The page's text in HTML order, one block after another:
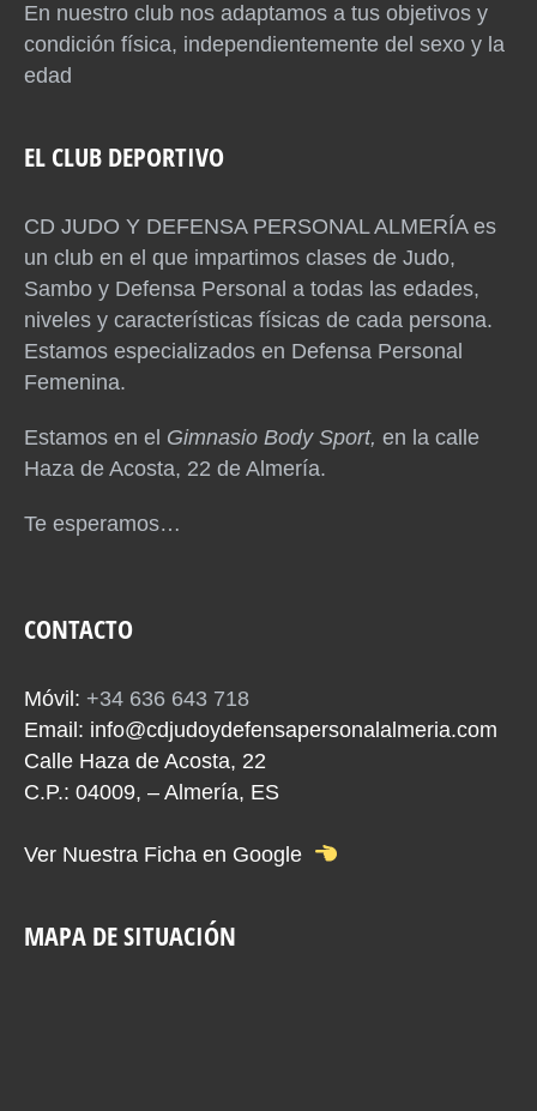
En nuestro club nos adaptamos a tus objetivos y
condición física, independientemente del sexo y la
edad
EL CLUB DEPORTIVO
CD JUDO Y DEFENSA PERSONAL ALMERÍA es
un club en el que impartimos clases de Judo,
Sambo y Defensa Personal a todas las edades,
niveles y características físicas de cada persona.
Estamos especializados en Defensa Personal
Femenina.
Estamos en el Gimnasio Body Sport, en la calle
Haza de Acosta, 22 de Almería.
Te esperamos…
CONTACTO
Móvil: +34 636 643 718
Email: info@cdjudoydefensapersonalalmeria.com
Calle Haza de Acosta, 22
C.P.: 04009, – Almería, ES
Ver Nuestra Ficha en Google
MAPA DE SITUACIÓN